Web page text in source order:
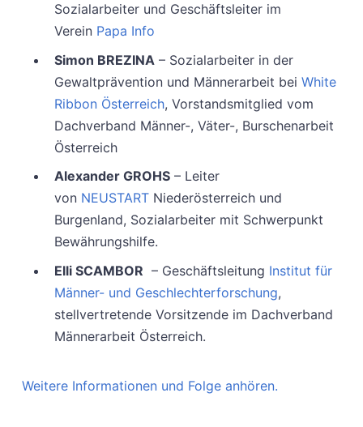
Sozialarbeiter und Geschäftsleiter im
Verein Papa Info
Simon BREZINA – Sozialarbeiter in der
Gewaltprävention und Männerarbeit beiWhite
Ribbon Österreich, Vorstandsmitglied vom
Dachverband Männer-, Väter-, Burschenarbeit
Österreich
Alexander GROHS – Leiter
von NEUSTART Niederösterreich und
Burgenland, Sozialarbeiter mit Schwerpunkt
Bewährungshilfe.
Elli SCAMBOR – Geschäftsleitung Institut für
Männer- und Geschlechterforschung,
stellvertretende Vorsitzende im Dachverband
Männerarbeit Österreich.
Weitere Informationen und Folge anhören.